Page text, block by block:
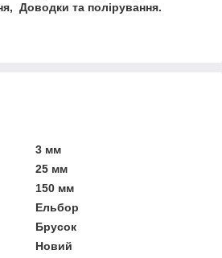
Доводки та полірування.
3 мм
25 мм
150 мм
Ельбор
Брусок
Новий